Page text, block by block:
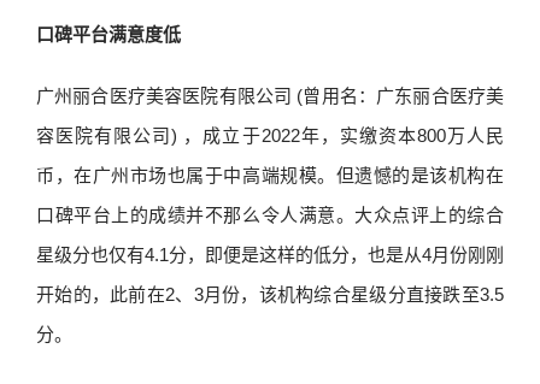
口碑平台满意度低
广州丽合医疗美容医院有限公司 (曾用名：广东丽合医疗美
容医院有限公司) ，成立于2022年，实缴资本800万人民
币，在广州市场也属于中高端规模。但遗憾的是该机构在
口碑平台上的成绩并不那么令人满意。大众点评上的综合
星级分也仅有4.1分，即便是这样的低分，也是从4月份刚刚
开始的，此前在2、3月份，该机构综合星级分直接跌至3.5
分。